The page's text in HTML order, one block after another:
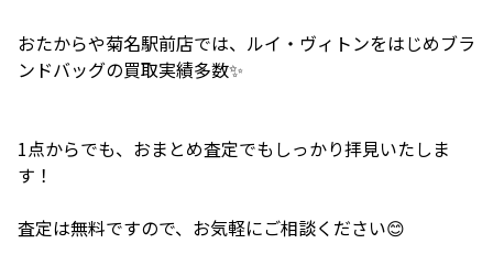
おたからや菊名駅前店では、ルイ・ヴィトンをはじめブラ
ンドバッグの買取実績多数✨
1点からでも、おまとめ査定でもしっかり拝見いたしま
す！
査定は無料ですので、お気軽にご相談ください😊